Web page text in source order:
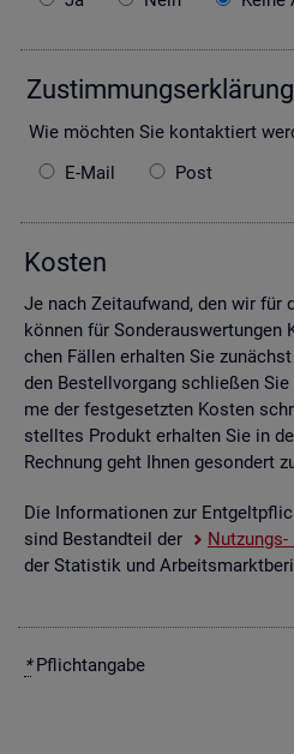
Zu­stim­mungs­er­klä­rung
Wie möch­ten Sie kon­tak­tiert
E-Mail
Post
Kos­ten
Je nach Zeit­auf­wand, den wir für
kön­nen für
chen Fäl­len er­hal­ten Sie
den Be­stell­vor­gang schlie­ßen
me der fest­ge­setz­ten Kos­ten
stell­tes Pro­dukt er­hal­ten Sie in
Rech­nung geht Ihnen ge­son­dert
Die In­for­ma­tio­nen zur
sind Be­stand­teil der
Nut­zungs-
der Sta­tis­tik und
*Pflicht­an­ga­be